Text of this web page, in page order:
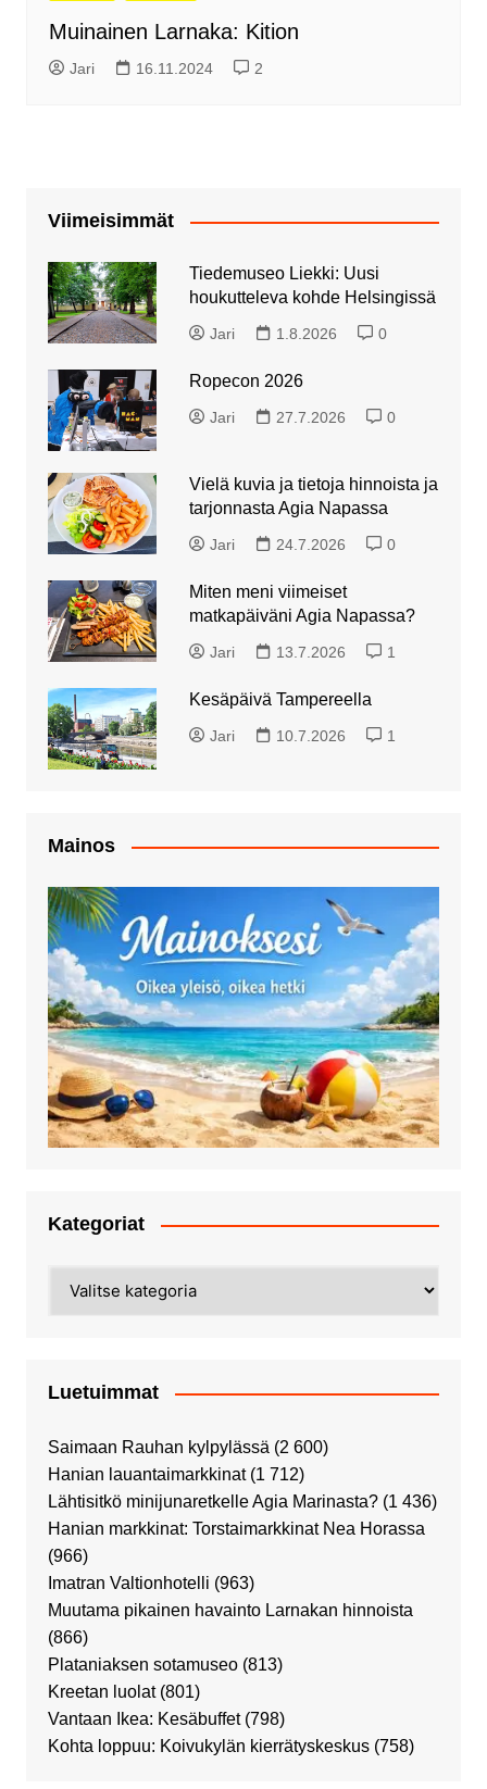
Muinainen Larnaka: Kition
Jari 16.11.2024 2
Viimeisimmät
Tiedemuseo Liekki: Uusi
houkutteleva kohde Helsingissä
Jari 1.8.2026 0
Ropecon 2026
Jari 27.7.2026 0
Vielä kuvia ja tietoja hinnoista ja
tarjonnasta Agia Napassa
Jari 24.7.2026 0
Miten meni viimeiset
matkapäiväni Agia Napassa?
Jari 13.7.2026 1
Kesäpäivä Tampereella
Jari 10.7.2026 1
Mainos
Kategoriat
Luetuimmat
Saimaan Rauhan kylpylässä (2 600)
Hanian lauantaimarkkinat (1 712)
Lähtisitkö minijunaretkelle Agia Marinasta? (1 436)
Hanian markkinat: Torstaimarkkinat Nea Horassa
(966)
Imatran Valtionhotelli (963)
Muutama pikainen havainto Larnakan hinnoista
(866)
Plataniaksen sotamuseo (813)
Kreetan luolat (801)
Vantaan Ikea: Kesäbuffet (798)
Kohta loppuu: Koivukylän kierrätyskeskus (758)